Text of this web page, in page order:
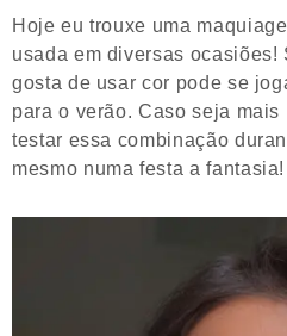
Hoje eu trouxe uma
usada em diversas ocasiões!
gosta de usar cor pode se
para o verão. Caso seja mais
testar essa combinação
mesmo numa festa a fantasia!